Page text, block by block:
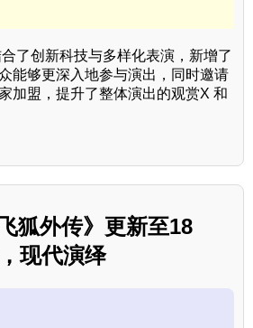
了创新科技与多样化表演，新增了
能够更深入地参与演出，同时邀请
加盟，提升了整体演出的观赏X 和
狐外传》更新至18
现代演绎